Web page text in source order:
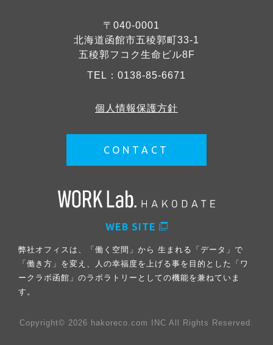
〒040-0001
北海道函館市五稜郭町33-1
五稜郭フコク生命ビル8F
TEL： 0138-85-6671
個人情報保護方針
CONTACT
WEB SITE
弊社オフィスは、「働く空間」から 生まれる「データ」で
「働き方」を変え、人の幸福度を上げる事を目的とした「ワ
ークラボ函館」のラボラトリーとしての機能を兼ねていま
す。
Copyright© 2026 hakoreco.com INC All Rights Reserved.